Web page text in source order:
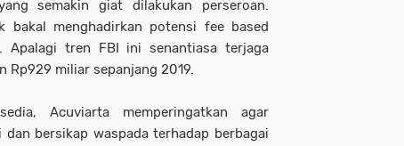
semakin giat dilakukan perseroan.
bakal menghadirkan potensi fee based
Apalagi tren FBI ini senantiasa terjaga
miliar sepanjang 2019.
Acuviarta memperingatkan agar
bersikap waspada terhadap berbagai